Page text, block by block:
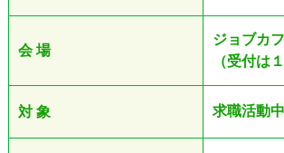
会 場
ジョブカ
（受付は
対 象 求職活動